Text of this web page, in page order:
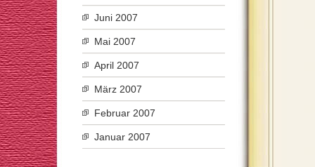
Juni 2007
Mai 2007
April 2007
März 2007
Februar 2007
Januar 2007